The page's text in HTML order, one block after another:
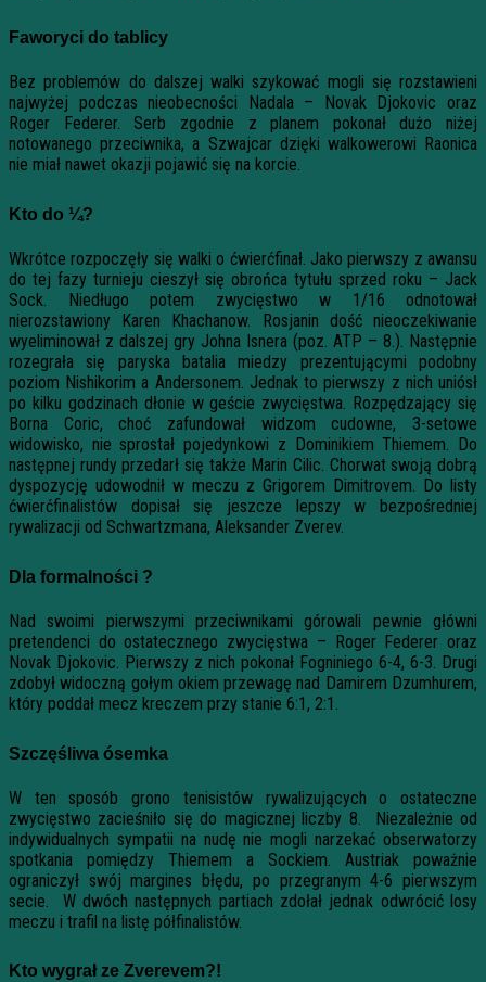
Faworyci do tablicy
Bez problemów do dalszej walki szykować mogli się rozstawieni
najwyżej podczas nieobecności Nadala – Novak Djokovic oraz
Roger Federer. Serb zgodnie z planem pokonał dużo niżej
notowanego przeciwnika, a Szwajcar dzięki walkowerowi Raonica
nie miał nawet okazji pojawić się na korcie.
Kto do ¼?
Wkrótce rozpoczęły się walki o ćwierćfinał. Jako pierwszy z awansu
do tej fazy turnieju cieszył się obrońca tytułu sprzed roku – Jack
Sock. Niedługo potem zwycięstwo w 1/16 odnotował
nierozstawiony Karen Khachanow. Rosjanin dość nieoczekiwanie
wyeliminował z dalszej gry Johna Isnera (poz. ATP – 8.). Następnie
rozegrała się paryska batalia miedzy prezentującymi podobny
poziom Nishikorim a Andersonem. Jednak to pierwszy z nich uniósł
po kilku godzinach dłonie w geście zwycięstwa. Rozpędzający się
Borna Coric, choć zafundował widzom cudowne, 3-setowe
widowisko, nie sprostał pojedynkowi z Dominikiem Thiemem. Do
następnej rundy przedarł się także Marin Cilic. Chorwat swoją dobrą
dyspozycję udowodnił w meczu z Grigorem Dimitrovem. Do listy
ćwierćfinalistów dopisał się jeszcze lepszy w bezpośredniej
rywalizacji od Schwartzmana, Aleksander Zverev.
Dla formalności ?
Nad swoimi pierwszymi przeciwnikami górowali pewnie główni
pretendenci do ostatecznego zwycięstwa – Roger Federer oraz
Novak Djokovic. Pierwszy z nich pokonał Fogniniego 6-4, 6-3. Drugi
zdobył widoczną gołym okiem przewagę nad Damirem Dzumhurem,
który poddał mecz kreczem przy stanie 6:1, 2:1.
Szczęśliwa ósemka
W ten sposób grono tenisistów rywalizujących o ostateczne
zwycięstwo zacieśniło się do magicznej liczby 8. Niezależnie od
indywidualnych sympatii na nudę nie mogli narzekać obserwatorzy
spotkania pomiędzy Thiemem a Sockiem. Austriak poważnie
ograniczył swój margines błędu, po przegranym 4-6 pierwszym
secie. W dwóch następnych partiach zdołał jednak odwrócić losy
meczu i trafil na listę półfinalistów.
Kto wygrał ze Zverevem?!